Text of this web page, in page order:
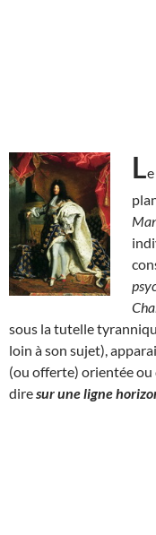
L
sous la tutelle
loin à son sujet),
(ou offerte) orientée ou
diresur une ligne